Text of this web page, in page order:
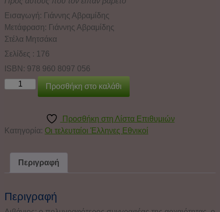
Εισαγωγή: Γιάννης Αβραμίδης
Μετάφραση: Γιάννης Αβραμίδης
Στέλα Μητσάκα
Σελίδες : 176
ISBN: 978 960 8097 056
Προσθήκη στο καλάθι
Προσθήκη στη Λίστα Επιθυμιών
Κατηγορία: Οι τελευταίοι Έλληνες Εθνικοί
Περιγραφή
Περιγραφή